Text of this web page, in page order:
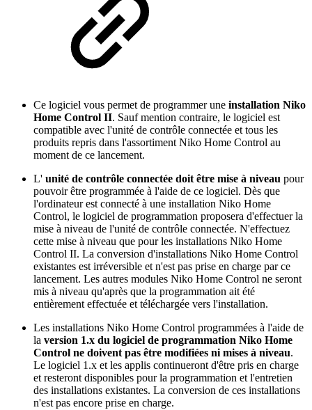
Ce logiciel vous permet de programmer une installation Niko
Home Control II. Sauf mention contraire, le logiciel est
compatible avec l'unité de contrôle connectée et tous les
produits repris dans l'assortiment Niko Home Control au
moment de ce lancement.
L' unité de contrôle connectée doit être mise à niveau pour
pouvoir être programmée à l'aide de ce logiciel. Dès que
l'ordinateur est connecté à une installation Niko Home
Control, le logiciel de programmation proposera d'effectuer la
mise à niveau de l'unité de contrôle connectée. N'effectuez
cette mise à niveau que pour les installations Niko Home
Control II. La conversion d'installations Niko Home Control
existantes est irréversible et n'est pas prise en charge par ce
lancement. Les autres modules Niko Home Control ne seront
mis à niveau qu'après que la programmation ait été
entièrement effectuée et téléchargée vers l'installation.
Les installations Niko Home Control programmées à l'aide de
la version 1.x du logiciel de programmation Niko Home
Control ne doivent pas être modifiées ni mises à niveau.
Le logiciel 1.x et les applis continueront d'être pris en charge
et resteront disponibles pour la programmation et l'entretien
des installations existantes. La conversion de ces installations
n'est pas encore prise en charge.